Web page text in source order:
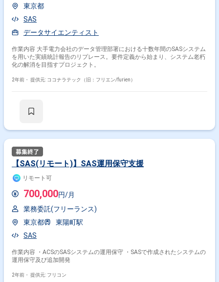
東京都
SAS
データサイエンティスト
作業内容 大手電力会社のデータ管理部署における十数年間のSASシステム
を用いた実績統計報告のリプレース。要件定義から始まり、システム老朽
化の解消を目指すプロジェクト。
2年前・ 提供元: ココナラテック（旧：フリエン/furien）
【SAS(リモート)】SAS運用保守支援
リモート可
700,000円/月
業務委託(フリーランス)
東京都
東陽町駅
SAS
作業内容 ・ACSのSASシステムの運用保守 ・SASで作成されたシステムの
運用保守及び追加開発
2年前・ 提供元: フリコン